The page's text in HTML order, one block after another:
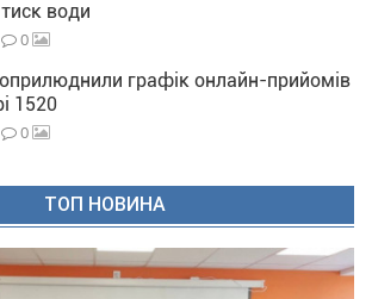
води
0
графік онлайн-прийомів
1520
0
ТОП НОВИНА